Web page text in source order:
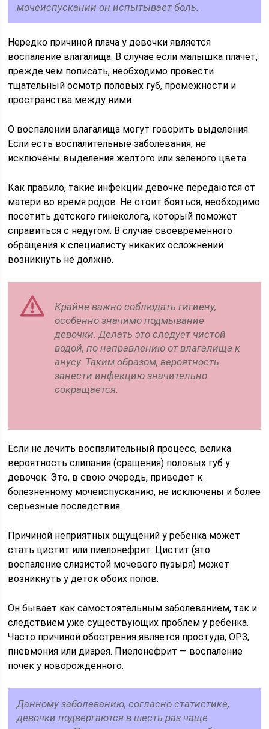
мочеиспускании он испытывает боль.
Нередко причиной плача у девочки является
воспаление влагалища. В случае если малышка плачет,
прежде чем пописать, необходимо провести
тщательный осмотр половых губ, промежности и
пространства между ними.
О воспалении влагалища могут говорить выделения.
Если есть воспалительные заболевания, не
исключены выделения желтого или зеленого цвета.
Как правило, такие инфекции девочке передаются от
матери во время родов. Не стоит бояться, необходимо
посетить детского гинеколога, который поможет
справиться с недугом. В случае своевременного
обращения к специалисту никаких осложнений
возникнуть не должно.
Крайне важно соблюдать гигиену,
особенно значимо подмывание
девочки. Делать это следует чистой
водой, по направлению от влагалища к
анусу. Таким образом, вероятность
занести инфекцию значительно
сокращается.
Если не лечить воспалительный процесс, велика
вероятность слипания (сращения) половых губ у
девочек. Это, в свою очередь, приведет к
болезненному мочеиспусканию, не исключены и более
серьезные последствия.
Причиной неприятных ощущений у ребенка может
стать цистит или пиелонефрит. Цистит (это
воспаление слизистой мочевого пузыря) может
возникнуть у деток обоих полов.
Он бывает как самостоятельным заболеванием, так и
следствием уже существующих проблем у ребенка.
Часто причиной обострения является простуда, ОРЗ,
пневмония или диарея. Пиелонефрит — воспаление
почек у новорожденного.
Данному заболеванию, согласно статистике,
девочки подвергаются в шесть раз чаще